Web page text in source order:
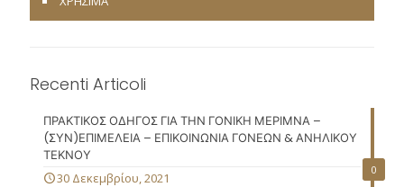
Recenti Articoli
0
ΠΡΑΚΤΙΚΟΣ ΟΔΗΓΟΣ ΓΙΑ ΤΗΝ ΓΟΝΙΚΗ ΜΕΡΙΜΝΑ –
(ΣΥΝ)ΕΠΙΜΕΛΕΙΑ – ΕΠΙΚΟΙΝΩΝΙΑ ΓΟΝΕΩΝ & ΑΝΗΛΙΚΟΥ
ΤΕΚΝΟΥ
30 Δεκεμβρίου, 2021